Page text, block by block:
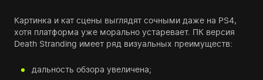
Картинка и кат сцены выглядят сочными даже на PS4,
хотя платформа уже морально устаревает. ПК версия
Death Stranding имеет ряд визуальных преимуществ:
дальность обзора увеличена;